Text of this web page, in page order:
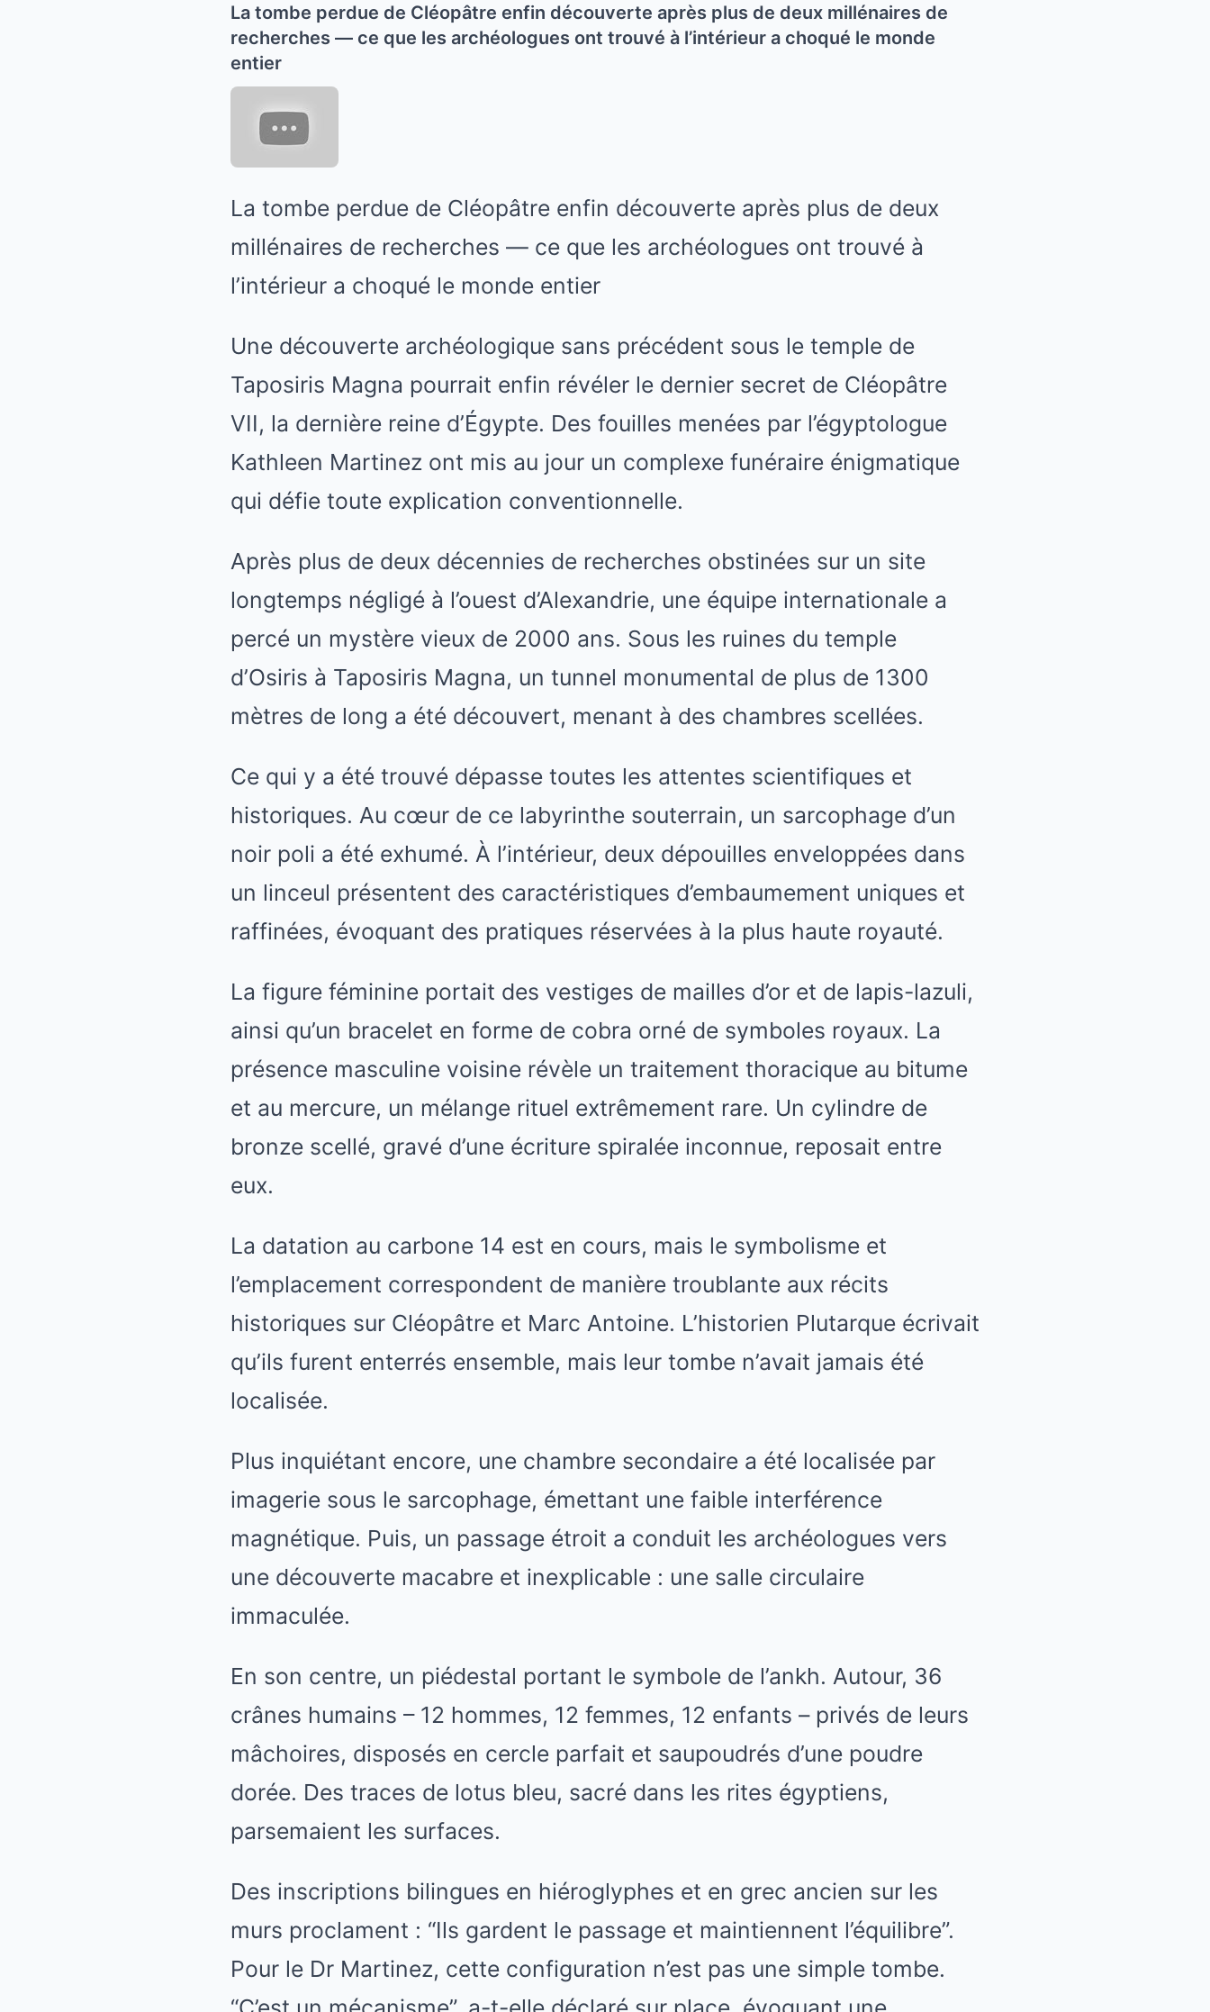
La tombe perdue de Cléopâtre enfin découverte après plus de deux millénaires de
recherches — ce que les archéologues ont trouvé à l’intérieur a choqué le monde
entier
La tombe perdue de Cléopâtre enfin découverte après plus de deux
millénaires de recherches — ce que les archéologues ont trouvé à
l’intérieur a choqué le monde entier
Une découverte archéologique sans précédent sous le temple de
Taposiris Magna pourrait enfin révéler le dernier secret de Cléopâtre
VII, la dernière reine d’Égypte. Des fouilles menées par l’égyptologue
Kathleen Martinez ont mis au jour un complexe funéraire énigmatique
qui défie toute explication conventionnelle.
Après plus de deux décennies de recherches obstinées sur un site
longtemps négligé à l’ouest d’Alexandrie, une équipe internationale a
percé un mystère vieux de 2000 ans. Sous les ruines du temple
d’Osiris à Taposiris Magna, un tunnel monumental de plus de 1300
mètres de long a été découvert, menant à des chambres scellées.
Ce qui y a été trouvé dépasse toutes les attentes scientifiques et
historiques. Au cœur de ce labyrinthe souterrain, un sarcophage d’un
noir poli a été exhumé. À l’intérieur, deux dépouilles enveloppées dans
un linceul présentent des caractéristiques d’embaumement uniques et
raffinées, évoquant des pratiques réservées à la plus haute royauté.
La figure féminine portait des vestiges de mailles d’or et de lapis-lazuli,
ainsi qu’un bracelet en forme de cobra orné de symboles royaux. La
présence masculine voisine révèle un traitement thoracique au bitume
et au mercure, un mélange rituel extrêmement rare. Un cylindre de
bronze scellé, gravé d’une écriture spiralée inconnue, reposait entre
eux.
La datation au carbone 14 est en cours, mais le symbolisme et
l’emplacement correspondent de manière troublante aux récits
historiques sur Cléopâtre et Marc Antoine. L’historien Plutarque écrivait
qu’ils furent enterrés ensemble, mais leur tombe n’avait jamais été
localisée.
Plus inquiétant encore, une chambre secondaire a été localisée par
imagerie sous le sarcophage, émettant une faible interférence
magnétique. Puis, un passage étroit a conduit les archéologues vers
une découverte macabre et inexplicable : une salle circulaire
immaculée.
En son centre, un piédestal portant le symbole de l’ankh. Autour, 36
crânes humains – 12 hommes, 12 femmes, 12 enfants – privés de leurs
mâchoires, disposés en cercle parfait et saupoudrés d’une poudre
dorée. Des traces de lotus bleu, sacré dans les rites égyptiens,
parsemaient les surfaces.
Des inscriptions bilingues en hiéroglyphes et en grec ancien sur les
murs proclament : “Ils gardent le passage et maintiennent l’équilibre”.
Pour le Dr Martinez, cette configuration n’est pas une simple tombe.